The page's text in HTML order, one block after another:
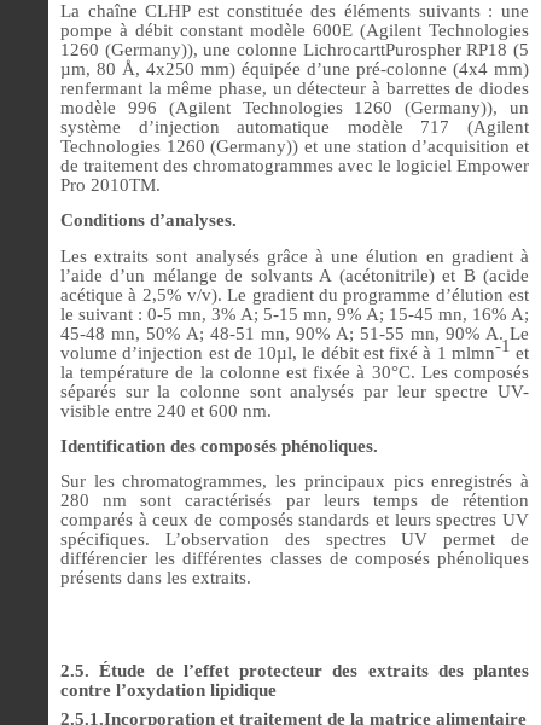
La chaîne CLHP est constituée des éléments suivants : une
pompe à débit constant modèle 600E (Agilent Technologies
1260 (Germany)), une colonne LichrocarttPurospher RP18 (5
µm, 80 Å, 4x250 mm) équipée d’une pré-colonne (4x4 mm)
renfermant la même phase, un détecteur à barrettes de diodes
modèle 996 (Agilent Technologies 1260 (Germany)), un
système d’injection automatique modèle 717 (Agilent
Technologies 1260 (Germany)) et une station d’acquisition et
de traitement des chromatogrammes avec le logiciel Empower
Pro 2010TM.
Conditions d’analyses.
Les extraits sont analysés grâce à une élution en gradient à
l’aide d’un mélange de solvants A (acétonitrile) et B (acide
acétique à 2,5% v/v). Le gradient du programme d’élution est
le suivant : 0-5 mn, 3% A; 5-15 mn, 9% A; 15-45 mn, 16% A;
45-48 mn, 50% A; 48-51 mn, 90% A; 51-55 mn, 90% A. Le
volume d’injection est de 10µl, le débit est fixé à 1 mlmn-1 et
la température de la colonne est fixée à 30°C. Les composés
séparés sur la colonne sont analysés par leur spectre UV-
visible entre 240 et 600 nm.
Identification des composés phénoliques.
Sur les chromatogrammes, les principaux pics enregistrés à
280 nm sont caractérisés par leurs temps de rétention
comparés à ceux de composés standards et leurs spectres UV
spécifiques. L’observation des spectres UV permet de
différencier les différentes classes de composés phénoliques
présents dans les extraits.
2.5. Étude de l’effet protecteur des extraits des plantes
contre l’oxydation lipidique
2.5.1.Incorporation et traitement de la matrice alimentaire